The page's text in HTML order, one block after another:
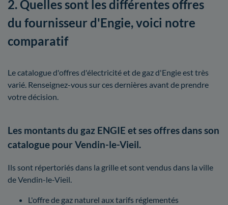
2. Quelles sont les différentes offres
du fournisseur d'Engie, voici notre
comparatif
Le catalogue d'offres d'électricité et de gaz d'Engie est très
varié. Renseignez-vous sur ces dernières avant de prendre
votre décision.
Les montants du gaz ENGIE et ses offres dans son
catalogue pour Vendin-le-Vieil.
Ils sont répertoriés dans la grille et sont vendus dans la ville
de Vendin-le-Vieil.
L'offre de gaz naturel aux tarifs réglementés